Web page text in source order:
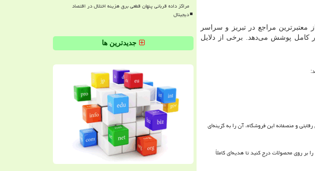
معتبرترین مراجع در تبریز و سراسر
کامل پوشش می‌دهد. برخی از دلایل
و منصفانه این فروشگاه، آن را به گزینه‌ای
بر روی محصولات درج کنید تا هدیه‌ای کاملاً
مراکز داده قربانی پنهان قطعی برق هزینه اختلال در اقتصاد
دیجیتال
جدیدترین ها